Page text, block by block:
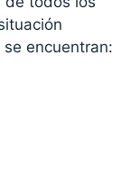
encuentran: